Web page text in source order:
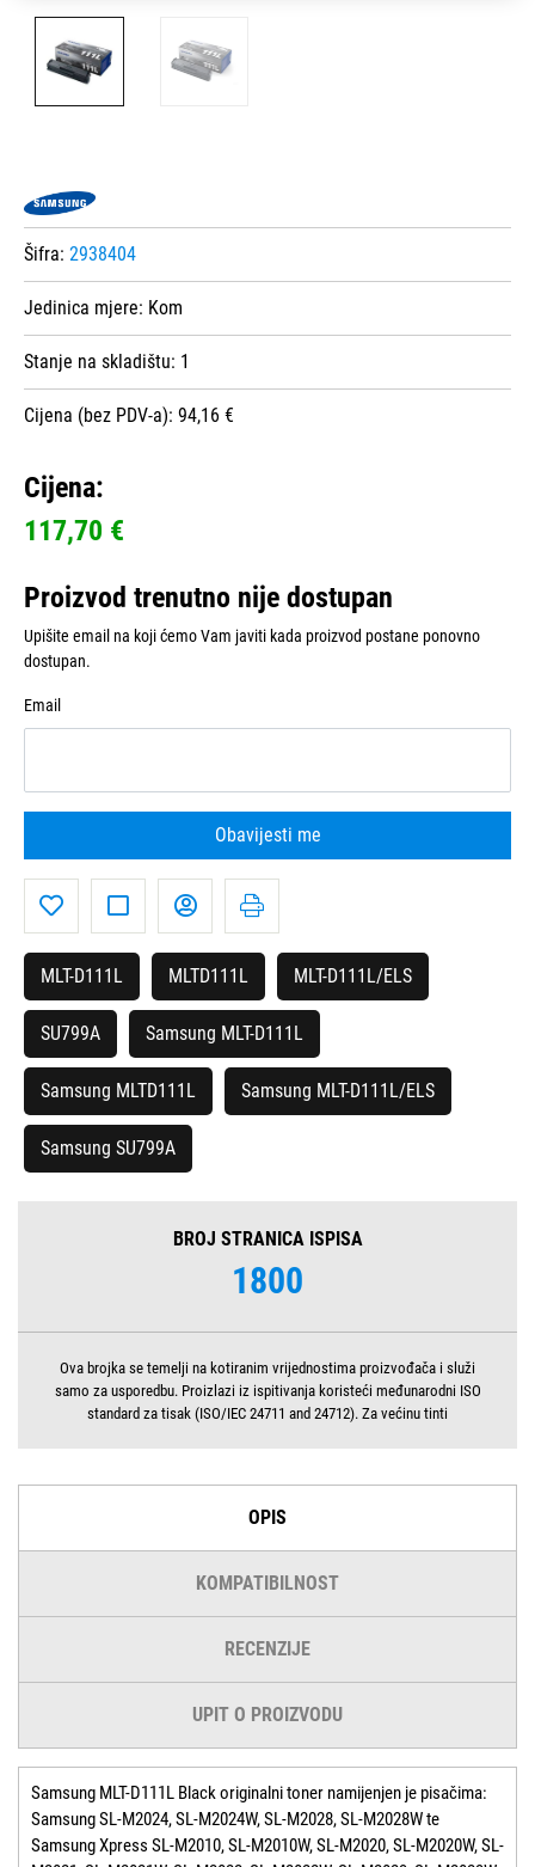
Šifra: 2938404
Jedinica mjere: Kom
Stanje na skladištu: 1
Cijena (bez PDV-a): 94,16 €
Cijena:
117,70 €
Proizvod trenutno nije dostupan
Upišite email na koji ćemo Vam javiti kada proizvod postane ponovno
dostupan.
Email
Obavijesti me
MLT-D111L MLTD111L MLT-D111L/ELS
SU799A Samsung MLT-D111L
Samsung MLTD111L Samsung MLT-D111L/ELS
Samsung SU799A
BROJ STRANICA ISPISA
1800
Ova brojka se temelji na kotiranim vrijednostima proizvođača i služi
samo za usporedbu. Proizlazi iz ispitivanja koristeći međunarodni ISO
standard za tisak (ISO/IEC 24711 and 24712). Za većinu tinti
OPIS
KOMPATIBILNOST
RECENZIJE
UPIT O PROIZVODU
Samsung MLT-D111L Black originalni toner namijenjen je pisačima:
Samsung SL-M2024, SL-M2024W, SL-M2028, SL-M2028W te
Samsung Xpress SL-M2010, SL-M2010W, SL-M2020, SL-M2020W, SL-